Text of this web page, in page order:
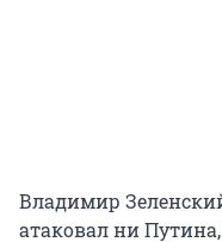
Владимир
атаковал ни